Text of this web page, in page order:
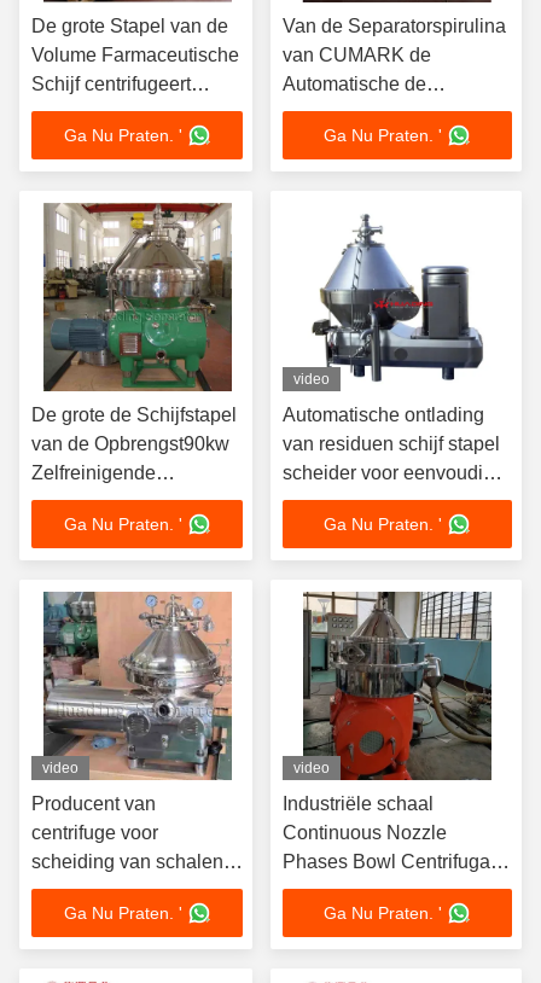
De grote Stapel van de
Volume Farmaceutische
Schijf centrifugeert
Filterseparator 90KW
Ga Nu Praten. '
Van de Separatorspirulina
van CUMARK de
Automatische de
Schijfstapel centrifugeert
Ga Nu Praten. '
De grote de Schijfstapel
van de Opbrengst90kw
Zelfreinigende
Separator 440V
centrifugeert
Ga Nu Praten. '
video
Automatische ontlading
van residuen schijf stapel
scheider voor eenvoudig
onderhoud
Ga Nu Praten. '
video
Producent van
centrifuge voor
scheiding van schalen
met glycerol op
schijfstapel
Ga Nu Praten. '
video
Industriële schaal
Continuous Nozzle
Phases Bowl Centrifugal
Baker Yeast Separator
Ga Nu Praten. '